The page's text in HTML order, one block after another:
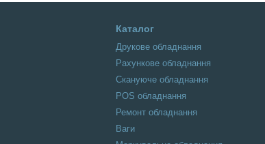
Каталог
Друкове обладнання
Рахункове обладнання
Скануюче обладнання
POS обладнання
Ремонт обладнання
Ваги